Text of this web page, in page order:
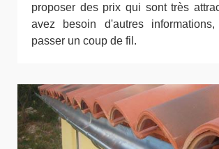
proposer des prix qui sont très
avez besoin d'autres
passer un coup de fil.